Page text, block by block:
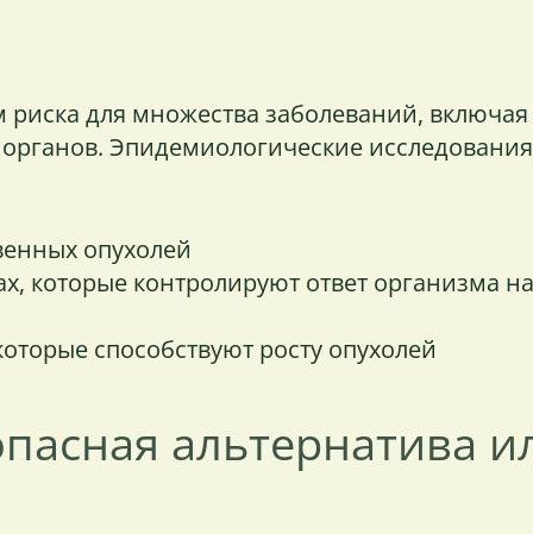
для множества заболеваний, включая
Эпидемиологические исследования
опухолей
которые контролируют ответ организма на
способствуют росту опухолей
альтернатива